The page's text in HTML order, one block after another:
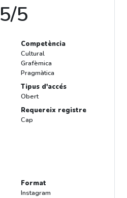
5/5
Competència
Cultural
Grafèmica
Pragmàtica
Tipus d'accés
Obert
Requereix registre
Cap
Format
Instagram